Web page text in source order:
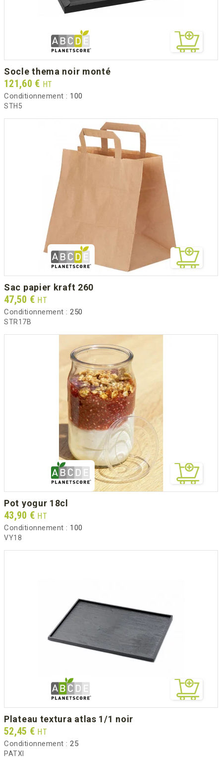
socle thema noir monté
Prix
121,60 € HT
Conditionnement : 100
STH5
sac papier kraft 260
Prix
47,50 € HT
Conditionnement : 250
STR17B
pot yogur 18cl
Prix
43,90 € HT
Conditionnement : 100
VY18
plateau textura atlas 1/1 noir
Prix
52,45 € HT
Conditionnement : 25
PATXI